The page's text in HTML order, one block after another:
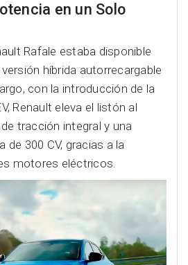
en un Solo
Rafale estaba disponible
híbrida autorrecargable
con la introducción de la
Renault eleva el listón al
tracción integral y una
de 300 CV, gracias a la
motores eléctricos.